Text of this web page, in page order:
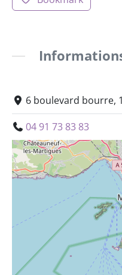
6 boulevard bourre,
04 91 73 83 83